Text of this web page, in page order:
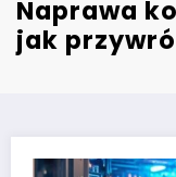
Naprawa
jak